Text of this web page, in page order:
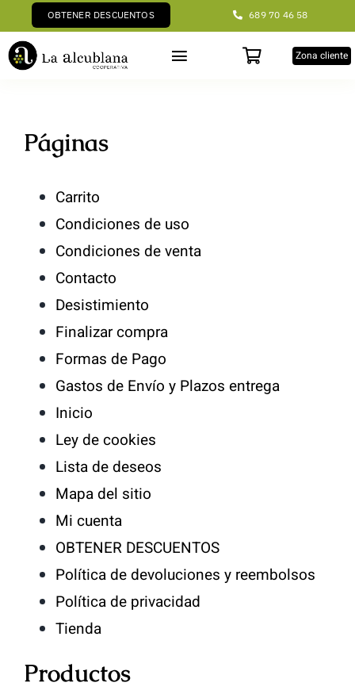
Saltar
contenido
OBTENER DESCUENTOS 689 70 46 58
Toggle
SIGUIENTE TALLER
AOVE
Vinos
Asociarme
Contacto
Zona cliente
Páginas
Carrito
Condiciones de uso
Condiciones de venta
Contacto
Desistimiento
Finalizar compra
Formas de Pago
Gastos de Envío y Plazos entrega
Inicio
Ley de cookies
Lista de deseos
Mapa del sitio
Mi cuenta
OBTENER DESCUENTOS
Política de devoluciones y reembolsos
Política de privacidad
Tienda
Productos